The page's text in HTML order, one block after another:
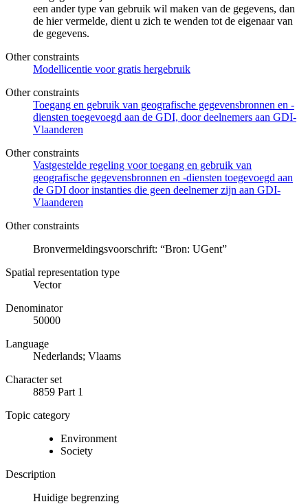
een ander type van gebruik wil maken van de gegevens, dan
de hier vermelde, dient u zich te wenden tot de eigenaar van
de gegevens.
Other constraints
Modellicentie voor gratis hergebruik
Other constraints
Toegang en gebruik van geografische gegevensbronnen en -
diensten toegevoegd aan de GDI, door deelnemers aan GDI-
Vlaanderen
Other constraints
Vastgestelde regeling voor toegang en gebruik van
geografische gegevensbronnen en -diensten toegevoegd aan
de GDI door instanties die geen deelnemer zijn aan GDI-
Vlaanderen
Other constraints
Bronvermeldingsvoorschrift: “Bron: UGent”
Spatial representation type
Vector
Denominator
50000
Language
Nederlands; Vlaams
Character set
8859 Part 1
Topic category
Environment
Society
Description
Huidige begrenzing